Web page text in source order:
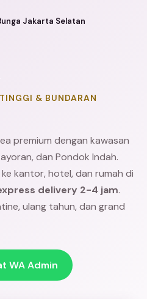
Jakarta Selatan
& BUNDARAN
premium dengan kawasan
dan Pondok Indah.
kantor, hotel, dan rumah di
delivery 2-4 jam.
ulang tahun, dan grand
WA Admin